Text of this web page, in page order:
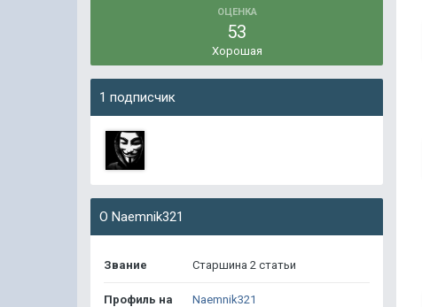
ОЦЕНКА
53
Хорошая
1 подписчик
О Naemnik321
Звание Старшина 2 статьи
Профиль на
Naemnik321